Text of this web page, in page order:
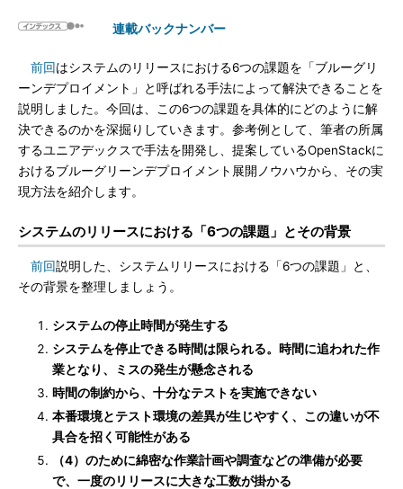
連載バックナンバー
前回はシステムのリリースにおける6つの課題を「ブルーグリ
ーンデプロイメント」と呼ばれる手法によって解決できることを
説明しました。今回は、この6つの課題を具体的にどのように解
決できるのかを深掘りしていきます。参考例として、筆者の所属
するユニアデックスで手法を開発し、提案しているOpenStackに
おけるブルーグリーンデプロイメント展開ノウハウから、その実
現方法を紹介します。
システムのリリースにおける「6つの課題」とその背景
前回説明した、システムリリースにおける「6つの課題」と、
その背景を整理しましょう。
システムの停止時間が発生する
システムを停止できる時間は限られる。時間に追われた作
業となり、ミスの発生が懸念される
時間の制約から、十分なテストを実施できない
本番環境とテスト環境の差異が生じやすく、この違いが不
具合を招く可能性がある
（4）のために綿密な作業計画や調査などの準備が必要
で、一度のリリースに大きな工数が掛かる